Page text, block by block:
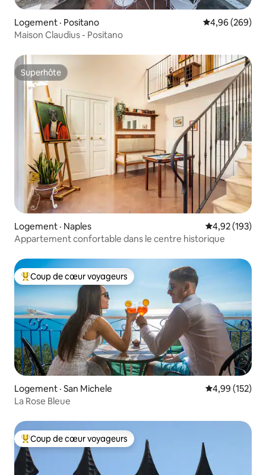
Logement · Positano Note
4,96 (269)
Maison Claudius - Positano
Superhôte
Superhôte
Logement · Naples Note
4,92 (193)
Appartement confortable dans le centre historique
Coup de cœur voyageurs parmi les plus aimés
Coup de cœur voyageurs
Logement · San Michele Note
4,99 (152)
La Rose Bleue
Coup de cœur voyageurs parmi les plus aimés
Coup de cœur voyageurs